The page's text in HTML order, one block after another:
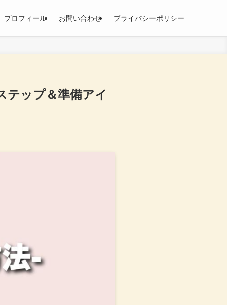
プロフィール お問い合わせ プライバシーポリシー
テップ＆準備アイ